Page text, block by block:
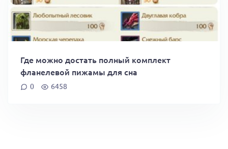
Где можно достать полный комплект
фланелевой пижамы для сна
0 6458